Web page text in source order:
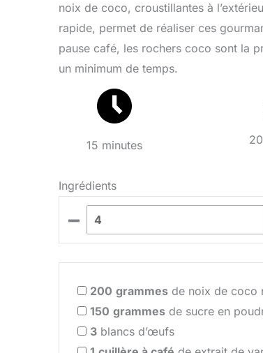
noix de coco, croustillantes à
rapide, permet de réaliser ces
pause café, les rochers coco sont la
un minimum de temps.
15 minutes
Ingrédients
–
200 grammes de noix de coco
150 grammes de sucre en
3 blancs d’œufs